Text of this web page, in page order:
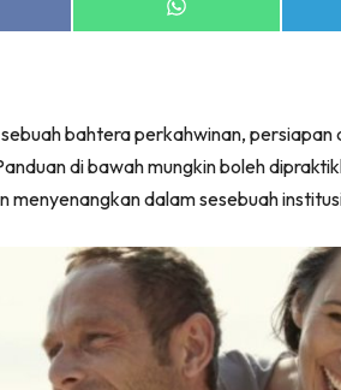
Share
on
bahtera perkahwinan, persiapan
di bawah mungkin boleh
menyenangkan dalam sesebuah